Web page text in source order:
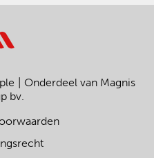
Onderdeel van Magnis
bv.